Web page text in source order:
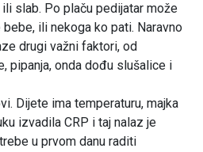
slab. Po plaču pedijatar može
ili nekoga ko pati. Naravno
drugi važni faktori, od
pipanja, onda dođu slušalice i
Dijete ima temperaturu, majka
izvadila CRP i taj nalaz je
u prvom danu raditi